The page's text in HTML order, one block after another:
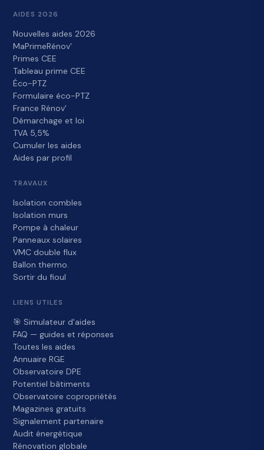
AIDES 2026
Nouvelles aides 2026
MaPrimeRénov'
Primes CEE
Tableau prime CEE
Éco-PTZ
Formulaire éco-PTZ
France Rénov'
Démarchage et loi
TVA 5,5%
Cumuler les aides
Aides par profil
TRAVAUX
Isolation combles
Isolation murs
Pompe à chaleur
Panneaux solaires
VMC double flux
Ballon thermo.
Sortir du fioul
LIENS UTILES
🎯 Simulateur d'aides
FAQ — guides et réponses
Toutes les aides
Annuaire RGE
Observatoire DPE
Potentiel bâtiments
Observatoire copropriétés
Magazines gratuits
Signalement partenaire
Audit énergétique
Rénovation globale